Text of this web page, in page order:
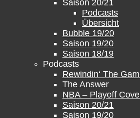
Saison 20/21
Podcasts
Übersicht
Bubble 19/20
Saison 19/20
Saison 18/19
Podcasts
Rewindin‘ The
The Answer
NBA – Playoff
Saison 20/21
Saison 19/20